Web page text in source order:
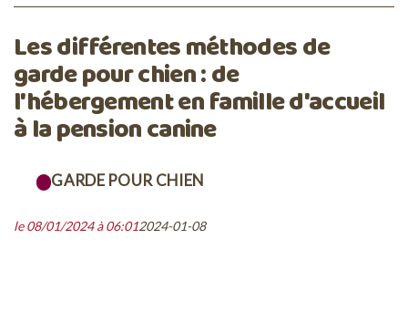
Les différentes méthodes de
garde pour chien : de
l'hébergement en famille d'accueil
à la pension canine
GARDE POUR CHIEN
le 08/01/2024 à 06:012024-01-08